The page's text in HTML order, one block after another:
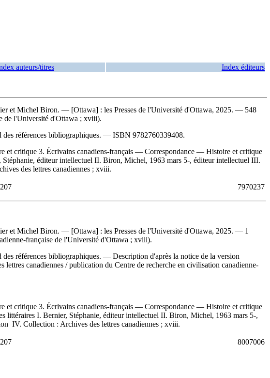
auteurs/titres Index éditeurs
et Michel Biron. — [Ottawa] : les Presses de l'Université d'Ottawa, 2025. — 548
de l'Université d'Ottawa ; xviii).
des références bibliographiques. — ISBN 9782760339408.
et critique 3. Écrivains canadiens-français — Correspondance — Histoire et critique
éditeur intellectuel II. Biron, Michel, 1963 mars 5-, éditeur intellectuel III.
des lettres canadiennes ; xviii.
7970237
et Michel Biron. — [Ottawa] : les Presses de l'Université d'Ottawa, 2025. — 1
française de l'Université d'Ottawa ; xviii).
références bibliographiques. — Description d'après la notice de la version
canadiennes / publication du Centre de recherche en civilisation canadienne-
et critique 3. Écrivains canadiens-français — Correspondance — Histoire et critique
I. Bernier, Stéphanie, éditeur intellectuel II. Biron, Michel, 1963 mars 5-,
IV. Collection : Archives des lettres canadiennes ; xviii.
8007006